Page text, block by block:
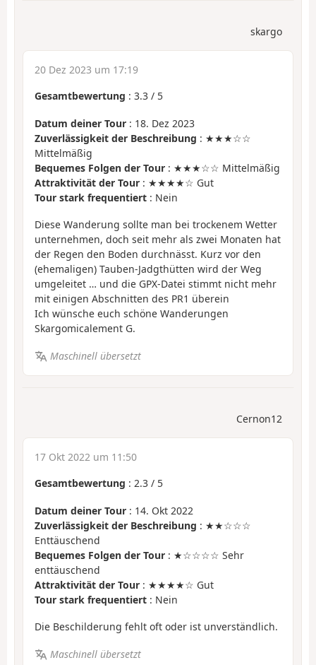
skargo
20 Dez 2023 um 17:19
Gesamtbewertung : 3.3 / 5
Datum deiner Tour : 18. Dez 2023
Zuverlässigkeit der Beschreibung : ★★★☆☆
Mittelmäßig
Bequemes Folgen der Tour : ★★★☆☆ Mittelmäßig
Attraktivität der Tour : ★★★★☆ Gut
Tour stark frequentiert : Nein
Diese Wanderung sollte man bei trockenem Wetter
unternehmen, doch seit mehr als zwei Monaten hat
der Regen den Boden durchnässt. Kurz vor den
(ehemaligen) Tauben-Jadgthütten wird der Weg
umgeleitet … und die GPX-Datei stimmt nicht mehr
mit einigen Abschnitten des PR1 überein
Ich wünsche euch schöne Wanderungen
Skargomicalement G.
Maschinell übersetzt
Cernon12
17 Okt 2022 um 11:50
Gesamtbewertung : 2.3 / 5
Datum deiner Tour : 14. Okt 2022
Zuverlässigkeit der Beschreibung : ★★☆☆☆
Enttäuschend
Bequemes Folgen der Tour : ★☆☆☆☆ Sehr
enttäuschend
Attraktivität der Tour : ★★★★☆ Gut
Tour stark frequentiert : Nein
Die Beschilderung fehlt oft oder ist unverständlich.
Maschinell übersetzt